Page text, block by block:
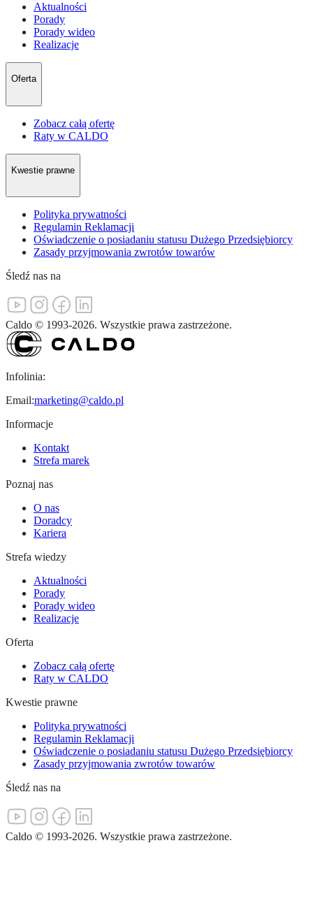
Aktualności
Porady
Porady wideo
Realizacje
Oferta
Zobacz całą ofertę
Raty w CALDO
Kwestie prawne
Polityka prywatności
Regulamin Reklamacji
Oświadczenie o posiadaniu statusu Dużego Przedsiębiorcy
Zasady przyjmowania zwrotów towarów
Śledź nas na
Caldo © 1993-2026. Wszystkie prawa zastrzeżone.
Infolinia:
Email:marketing@caldo.pl
Informacje
Kontakt
Strefa marek
Poznaj nas
O nas
Doradcy
Kariera
Strefa wiedzy
Aktualności
Porady
Porady wideo
Realizacje
Oferta
Zobacz całą ofertę
Raty w CALDO
Kwestie prawne
Polityka prywatności
Regulamin Reklamacji
Oświadczenie o posiadaniu statusu Dużego Przedsiębiorcy
Zasady przyjmowania zwrotów towarów
Śledź nas na
Caldo © 1993-2026. Wszystkie prawa zastrzeżone.